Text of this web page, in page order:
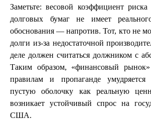
Заметьте: весовой коэффициент
долговых бумаг не имеет
обоснования — напротив. Тот, кто не
долги из-за недостаточной
деле должен считаться должником с
Таким образом, «финансовый рынок»
правилам и пропаганде умудряется
пустую оболочку как реальную
возникает устойчивый спрос на
США.